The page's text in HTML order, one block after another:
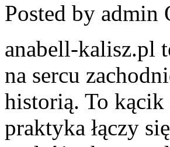
Posted by admin
anabell-kalisz.pl
na sercu
historią. To
praktyka łączy